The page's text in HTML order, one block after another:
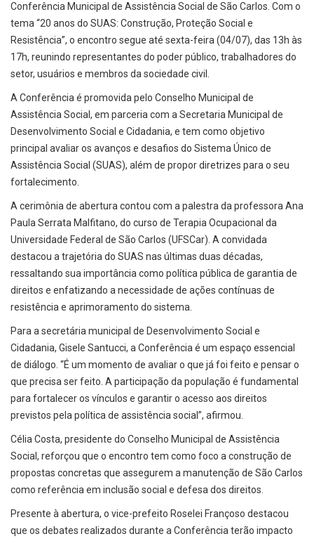
Conferência Municipal de Assistência Social de São Carlos. Com o
tema “20 anos do SUAS: Construção, Proteção Social e
Resistência”, o encontro segue até sexta-feira (04/07), das 13h às
17h, reunindo representantes do poder público, trabalhadores do
setor, usuários e membros da sociedade civil.
A Conferência é promovida pelo Conselho Municipal de
Assistência Social, em parceria com a Secretaria Municipal de
Desenvolvimento Social e Cidadania, e tem como objetivo
principal avaliar os avanços e desafios do Sistema Único de
Assistência Social (SUAS), além de propor diretrizes para o seu
fortalecimento.
A cerimônia de abertura contou com a palestra da professora Ana
Paula Serrata Malfitano, do curso de Terapia Ocupacional da
Universidade Federal de São Carlos (UFSCar). A convidada
destacou a trajetória do SUAS nas últimas duas décadas,
ressaltando sua importância como política pública de garantia de
direitos e enfatizando a necessidade de ações contínuas de
resistência e aprimoramento do sistema.
Para a secretária municipal de Desenvolvimento Social e
Cidadania, Gisele Santucci, a Conferência é um espaço essencial
de diálogo. “É um momento de avaliar o que já foi feito e pensar o
que precisa ser feito. A participação da população é fundamental
para fortalecer os vínculos e garantir o acesso aos direitos
previstos pela política de assistência social”, afirmou.
Célia Costa, presidente do Conselho Municipal de Assistência
Social, reforçou que o encontro tem como foco a construção de
propostas concretas que assegurem a manutenção de São Carlos
como referência em inclusão social e defesa dos direitos.
Presente à abertura, o vice-prefeito Roselei Françoso destacou
que os debates realizados durante a Conferência terão impacto